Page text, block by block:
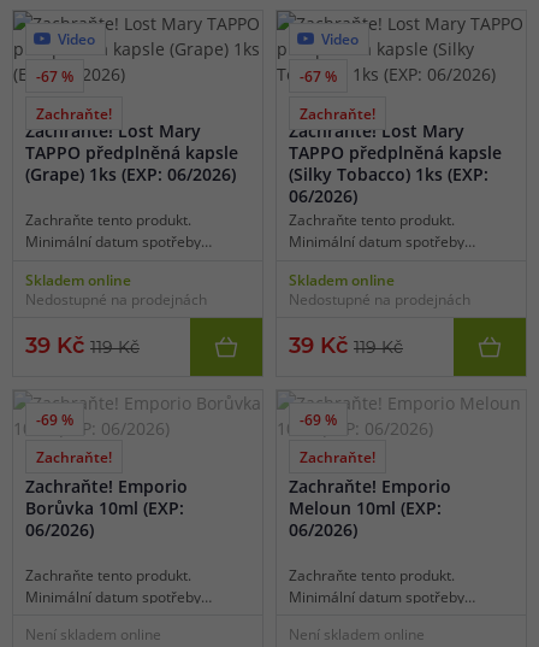
Video
-67 %
Zachraňte!
1 varianta
Zachraňte! Lost Mary
TAPPO předplněná kapsle
(Grape) 1ks (EXP: 06/2026)
Zachraňte tento produkt.
Minimální datum spotřeby
Skladem online
Nedostupné na prodejnách
39 Kč 119 Kč
Video
-67 %
Zachraňte!
1 varianta
Zachraňte! Lost Mary
TAPPO předplněná kapsle
(Silky Tobacco) 1ks (EXP:
06/2026)
Zachraňte tento produkt.
Minimální datum spotřeby
Skladem online
Nedostupné na prodejnách
39 Kč 119 Kč
-69 %
Zachraňte!
4 varianty
Zachraňte! Emporio
Borůvka 10ml (EXP:
06/2026)
Zachraňte tento produkt.
Minimální datum spotřeby
Není skladem online
-69 %
Zachraňte!
4 varianty
Zachraňte! Emporio
Meloun 10ml (EXP:
06/2026)
Zachraňte tento produkt.
Minimální datum spotřeby
Není skladem online